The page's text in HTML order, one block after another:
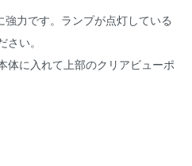
強力です。ランプが点灯している
い。
体に入れて上部のクリアビューポ